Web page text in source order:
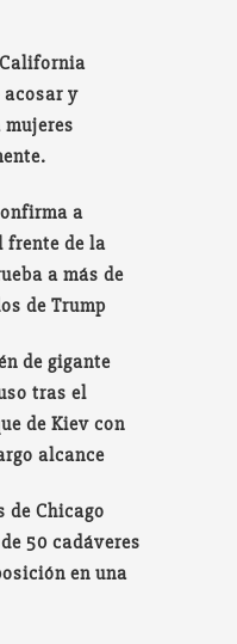
acosar y
mujeres
a
frente de la
a más de
de Trump
de gigante
tras el
de Kiev con
alcance
de Chicago
50 cadáveres
en una